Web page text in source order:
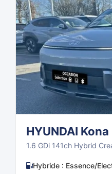
HYUNDAI Kona
1.6 GDi 141ch Hybrid
Hybride : Essence/